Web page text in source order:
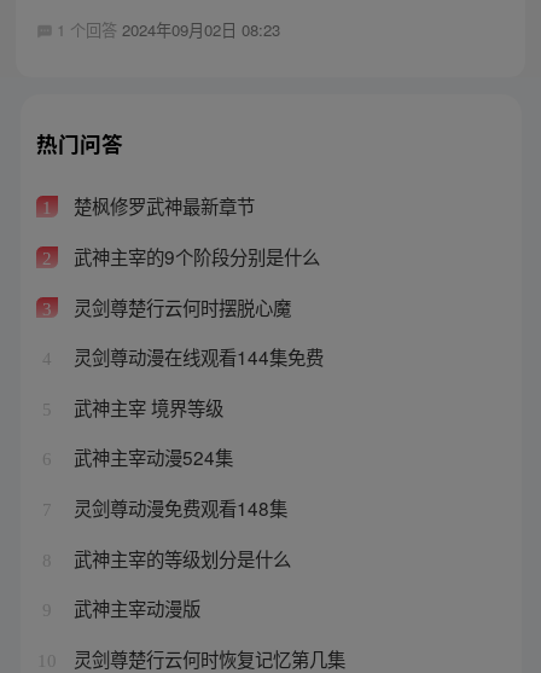
1 个回答 2024年09月02日 08:23
热门问答
1 楚枫修罗武神最新章节
2 武神主宰的9个阶段分别是什么
3 灵剑尊楚行云何时摆脱心魔
4 灵剑尊动漫在线观看144集免费
5 武神主宰 境界等级
6 武神主宰动漫524集
7 灵剑尊动漫免费观看148集
8 武神主宰的等级划分是什么
9 武神主宰动漫版
10 灵剑尊楚行云何时恢复记忆第几集